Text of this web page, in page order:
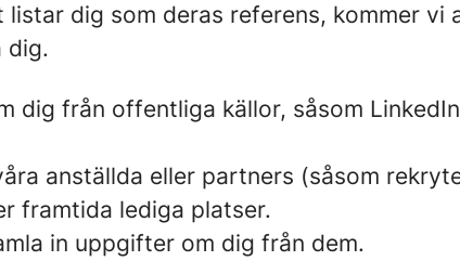
listar dig som deras referens, kommer vi
dig.
dig från offentliga källor, såsom
anställda eller partners (såsom
framtida lediga platser.
in uppgifter om dig från dem.